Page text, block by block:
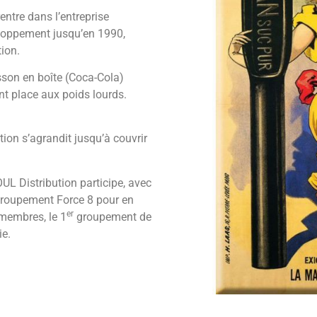
dans l’entreprise
jusqu’en 1990,
en boîte (Coca-Cola)
place aux poids lourds.
s’agrandit jusqu’à couvrir
Distribution participe, avec
Force 8 pour en
le 1 er groupement de